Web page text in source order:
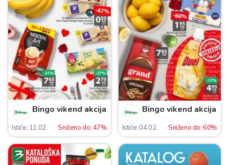
Bingo vikend akcija
Ističe: 11.02. Sniženo do: 47%
Bingo vikend akcija
Ističe: 04.02. Sniženo do: 60%